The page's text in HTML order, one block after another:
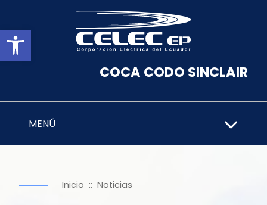
Abrir barra de herramientas
COCA CODO SINCLAIR
MENÚ
Inicio :: Noticias